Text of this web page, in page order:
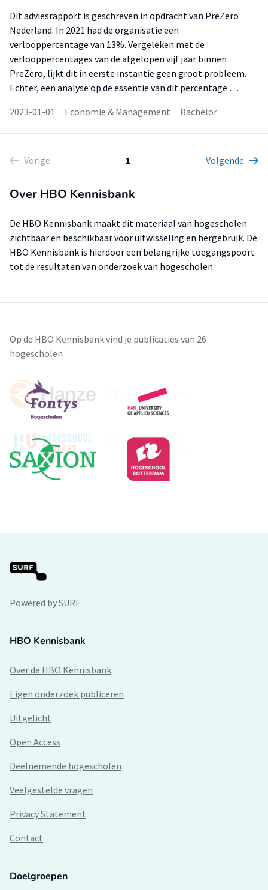
Dit adviesrapport is geschreven in opdracht van PreZero
Nederland. In 2021 had de organisatie een
verlooppercentage van 13%. Vergeleken met de
verlooppercentages van de afgelopen vijf jaar binnen
PreZero, lijkt dit in eerste instantie geen groot probleem.
Echter, een analyse op de essentie van dit percentage …
2023-01-01
Economie & Management Bachelor
Vorige 1 Volgende
Over HBO Kennisbank
De HBO Kennisbank maakt dit materiaal van hogescholen
zichtbaar en beschikbaar voor uitwisseling en hergebruik. De
HBO Kennisbank is hierdoor een belangrijke toegangspoort
tot de resultaten van onderzoek van hogescholen.
Op de HBO Kennisbank vind je publicaties van 26
hogescholen
Powered by SURF
HBO Kennisbank
Over de HBO Kennisbank
Eigen onderzoek publiceren
Uitgelicht
Open Access
Deelnemende hogescholen
Veelgestelde vragen
Privacy Statement
Contact
Doelgroepen